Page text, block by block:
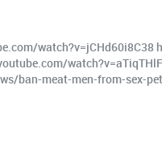
watch?v=jCHd60i8C38
ban-meat-men-from-sex-